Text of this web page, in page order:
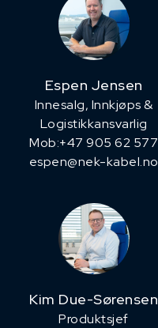
Espen Jensen
Innesalg, ​Innkjøps &
Logistikkansvarlig
Mob:+47 905 62 577
espen@nek-kabel.no
Kim Due-Sørensen
Produktsjef